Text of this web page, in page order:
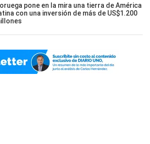
pone en la mira una tierra de América
con una inversión de más de US$1.200